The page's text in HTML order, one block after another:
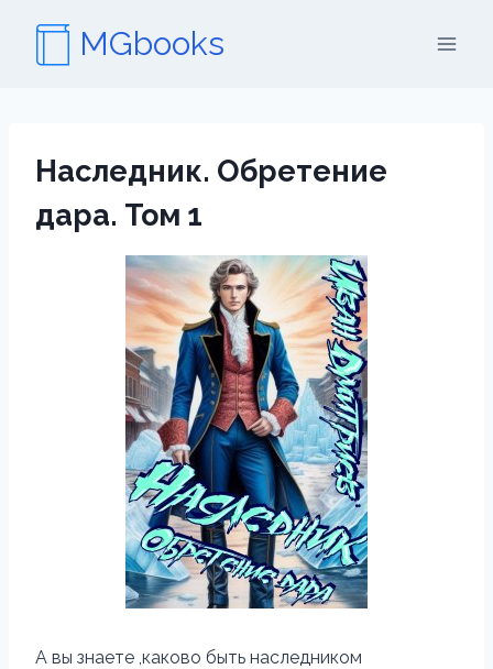
содержимому
MGbooks
Наследник. Обретение
дара. Том 1
А вы знаете ,каково быть наследником